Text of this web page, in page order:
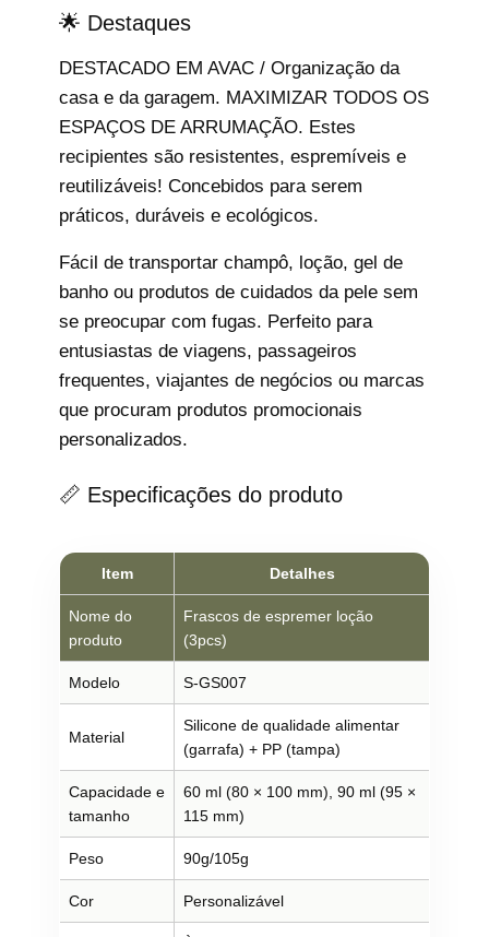
🌟 Destaques
DESTACADO EM AVAC / Organização da
casa e da garagem. MAXIMIZAR TODOS OS
ESPAÇOS DE ARRUMAÇÃO. Estes
recipientes são resistentes, espremíveis e
reutilizáveis! Concebidos para serem
práticos, duráveis e ecológicos.
Fácil de transportar champô, loção, gel de
banho ou produtos de cuidados da pele sem
se preocupar com fugas. Perfeito para
entusiastas de viagens, passageiros
frequentes, viajantes de negócios ou marcas
que procuram produtos promocionais
personalizados.
📏 Especificações do produto
Item Detalhes
Nome do
produto
Frascos de espremer loção
(3pcs)
Modelo S-GS007
Material
Silicone de qualidade alimentar
(garrafa) + PP (tampa)
Capacidade e
tamanho
60 ml (80 × 100 mm), 90 ml (95 ×
115 mm)
Peso 90g/105g
Cor Personalizável